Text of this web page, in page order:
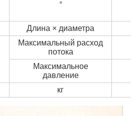
°
Длина × диаметра
Максимальный расход
потока
Максимальное
давление
кг